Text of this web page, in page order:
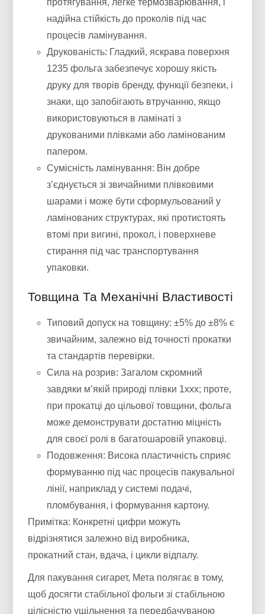
протягування, легке термозварювання, і
надійна стійкість до проколів під час
процесів ламінування.
Друкованість: Гладкий, яскрава поверхня
1235 фольга забезпечує хорошу якість
друку для творів бренду, функції безпеки, і
знаки, що запобігають втручанню, якщо
використовуються в ламінаті з
друкованими плівками або ламінованим
папером.
Сумісність ламінування: Він добре
з’єднується зі звичайними плівковими
шарами і може бути сформульований у
ламінованих структурах, які протистоять
втомі при вигині, прокол, і поверхневе
стирання під час транспортування
упаковки.
Товщина Та Механічні Властивості
Типовий допуск на товщину: ±5% до ±8% є
звичайним, залежно від точності прокатки
та стандартів перевірки.
Сила на розрив: Загалом скромний
завдяки м’якій природі плівки 1xxx; проте,
при прокатці до цільової товщини, фольга
може демонструвати достатню міцність
для своєї ролі в багатошаровій упаковці.
Подовження: Висока пластичність сприяє
формуванню під час процесів пакувальної
лінії, наприклад у системі подачі,
пломбування, і формування картону.
Примітка: Конкретні цифри можуть
відрізнятися залежно від виробника,
прокатний стан, вдача, і цикли відпалу.
Для пакування сигарет, Мета полягає в тому,
щоб досягти стабільної фольги зі стабільною
цілісністю ущільнення та передбачуваною